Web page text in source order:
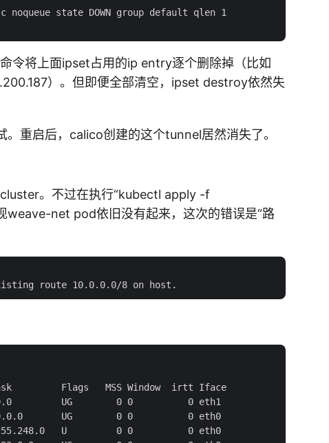
noqueue state DOWN group default qlen 1
令将上面ipset占用的ip entry逐个删除掉（比如
）。但即便全部清空，ipset destroy依然失
重启后，calico创建的这个tunnel居然消失了。
。不过在执行“kubectl apply -f
weave-net pod依旧没有起来，这次的错误是“路
Flags   MSS Window  irtt Iface
UG        0 0          0 eth1
UG        0 0          0 eth0
U         0 0          0 eth0